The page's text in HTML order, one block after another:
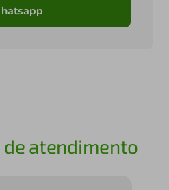
de atendimento